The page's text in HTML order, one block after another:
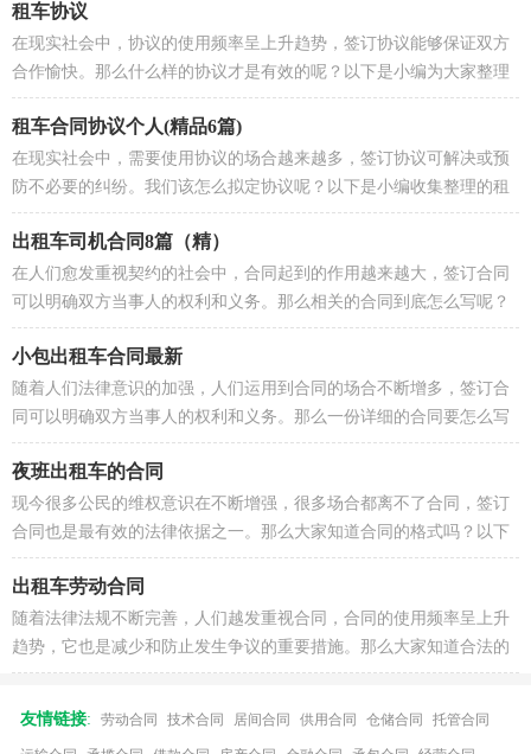
租车协议
在现实社会中，协议的使用频率呈上升趋势，签订协议能够保证双方
合作愉快。那么什么样的协议才是有效的呢？以下是小编为大家整理
的租车协议，仅供参考，大家一起...
租车合同协议个人(精品6篇)
在现实社会中，需要使用协议的场合越来越多，签订协议可解决或预
防不必要的纠纷。我们该怎么拟定协议呢？以下是小编收集整理的租
车合同协议个人，仅供参考，希望...
出租车司机合同8篇（精）
在人们愈发重视契约的社会中，合同起到的作用越来越大，签订合同
可以明确双方当事人的权利和义务。那么相关的合同到底怎么写呢？
下面是小编收集整理的出租车司机...
小包出租车合同最新
随着人们法律意识的加强，人们运用到合同的场合不断增多，签订合
同可以明确双方当事人的权利和义务。那么一份详细的合同要怎么写
呢？下面是小编精心整理的小包出...
夜班出租车的合同
现今很多公民的维权意识在不断增强，很多场合都离不了合同，签订
合同也是最有效的法律依据之一。那么大家知道合同的格式吗？以下
是小编为大家收集的夜班出租车的...
出租车劳动合同
随着法律法规不断完善，人们越发重视合同，合同的使用频率呈上升
趋势，它也是减少和防止发生争议的重要措施。那么大家知道合法的
合同书怎么写吗？下面是小编为大...
友情链接: 劳动合同 技术合同 居间合同 供用合同 仓储合同 托管合同